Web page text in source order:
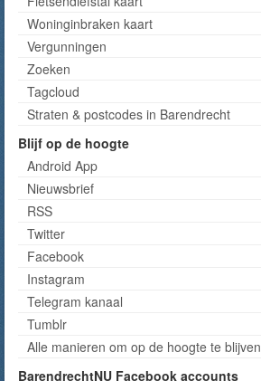
Woninginbraken kaart
Vergunningen
Zoeken
Tagcloud
Straten & postcodes in Barendrecht
Blijf op de hoogte
Android App
Nieuwsbrief
RSS
Twitter
Facebook
Instagram
Telegram kanaal
Tumblr
Alle manieren om op de hoogte te blijven
BarendrechtNU Facebook accounts